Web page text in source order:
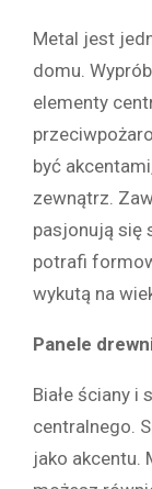
Metal jest
domu.
elementy
być
zewnątrz.
pasjonują się
potrafi
wykutą na
Panele
Białe ściany i
centralnego.
jako akcentu.